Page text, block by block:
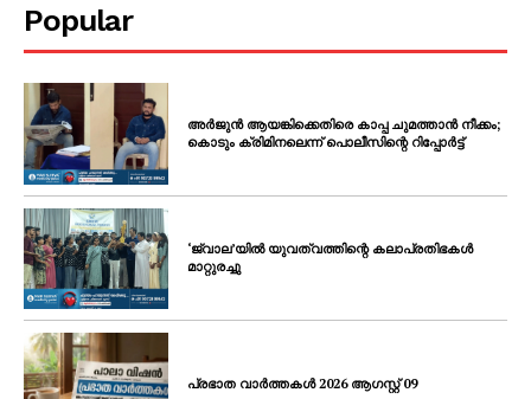
Popular
അർജുൻ ആയങ്കിക്കെതിരെ കാപ്പ ചുമത്താൻ നീക്കം;
കൊടും ക്രിമിനലെന്ന് പൊലീസിന്റെ റിപ്പോർട്ട്
‘ജ്വാല’യിൽ യുവത്വത്തിന്റെ കലാപ്രതിഭകൾ
മാറ്റുരച്ചു
പ്രഭാത വാർത്തകൾ 2026 ആഗസ്റ്റ് 09